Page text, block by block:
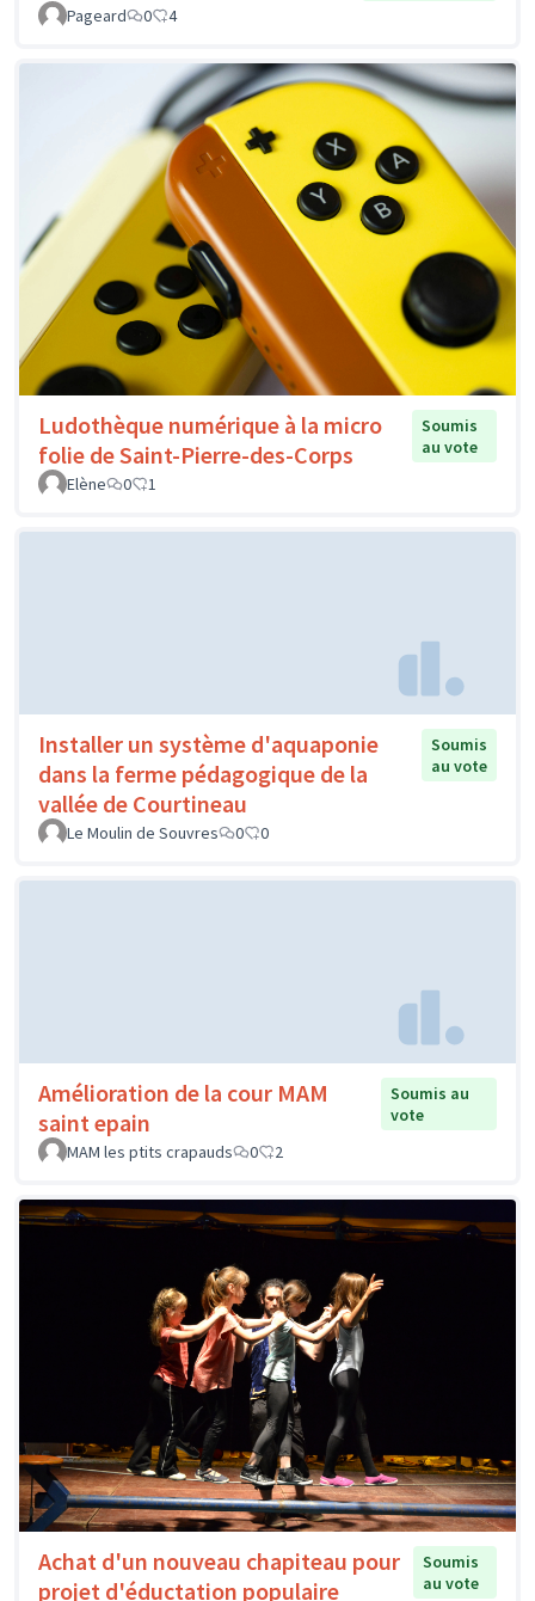
Pageard
0 4
Ludothèque numérique à la micro
folie de Saint-Pierre-des-Corps
Soumis
au vote
Elène
0 1
Installer un système d'aquaponie
dans la ferme pédagogique de la
vallée de Courtineau
Soumis
au vote
Le Moulin de Souvres 0 0
Amélioration de la cour MAM
saint epain
Soumis au
vote
MAM les ptits crapauds
0 2
Achat d'un nouveau chapiteau pour
projet d'éductation populaire
Soumis
au vote